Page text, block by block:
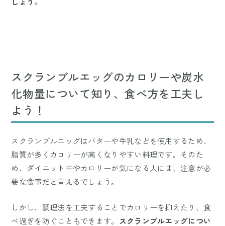
スクランブルエッグのカロリーや炭水
化物量について知り、食べ方を工夫し
よう！
スクランブルエッグはバターや牛乳などを使用するため、
脂質が多くカロリーが高くなりやすい料理です。そのた
め、ダイエット中やカロリーが気になる人には、注意が必
要な食事だと言えるでしょう。
しかし、調理法を工夫することでカロリーを抑えたり、食
べ過ぎを防ぐこともできます。 スクランブルエッグについ